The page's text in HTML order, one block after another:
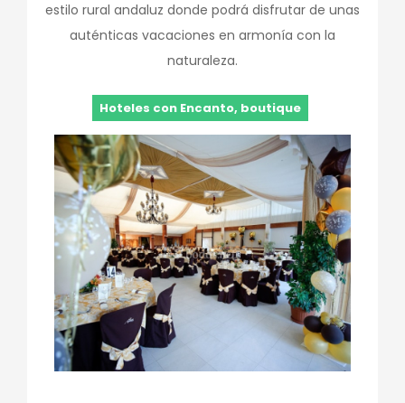
estilo rural andaluz donde podrá disfrutar de unas
auténticas vacaciones en armonía con la
naturaleza.
Hoteles con Encanto, boutique